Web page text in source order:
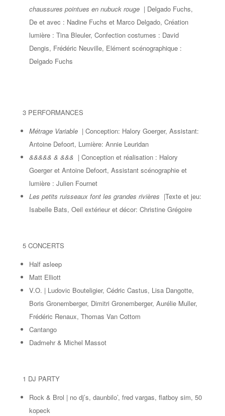
chaussures pointues en nubuck rouge| Delgado Fuchs,
De et avec : Nadine Fuchs et Marco Delgado, Création
lumière : Tina Bleuler, Confection costumes : David
Dengis, Frédéric Neuville, Elément scénographique :
Delgado Fuchs
3 PERFORMANCES
Métrage Variable | Conception: Halory Goerger, Assistant:
Antoine Defoort, Lumière: Annie Leuridan
&&&&& & &&& | Conception et réalisation : Halory
Goerger et Antoine Defoort, Assistant scénographie et
lumière : Julien Fournet
Les petits ruisseaux font les grandes rivières |Texte et jeu:
Isabelle Bats, Oeil extérieur et décor: Christine Grégoire
5 CONCERTS
Half asleep
Matt Elliott
V.O. | Ludovic Bouteligier, Cédric Castus, Lisa Dangotte,
Boris Gronemberger, Dimitri Gronemberger, Aurélie Muller,
Frédéric Renaux, Thomas Van Cottom
Cantango
Dadmehr & Michel Massot
1 DJ PARTY
Rock & Brol | no dj’s, daunbilo’, fred vargas, flatboy sim, 50
kopeck